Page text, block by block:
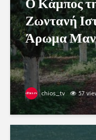
Ζωντανή
Άρωμα
chios_tv 57